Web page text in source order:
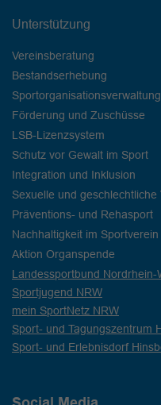
Unterstützung
Vereinsberatung
Bestandserhebung
Sportorganisationsverwaltung
Förderung und Zuschüsse
LSB-Lizenzsystem
Schutz vor Gewalt im Sport
Integration und Inklusion
Sexuelle und geschlechtliche
Präventions- und Rehasport
Nachhaltigkeit im Sportverein
Aktion Organspende
Landessportbund Nordrhein-
Sportjugend NRW
mein SportNetz NRW
Sport- und Tagungszentrum
Sport- und Erlebnisdorf